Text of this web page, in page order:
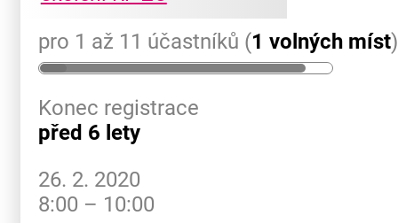
pro 1 až 11 účastníků (1 volných míst)
Konec registrace
před 6 lety
26. 2. 2020
8:00 – 10:00